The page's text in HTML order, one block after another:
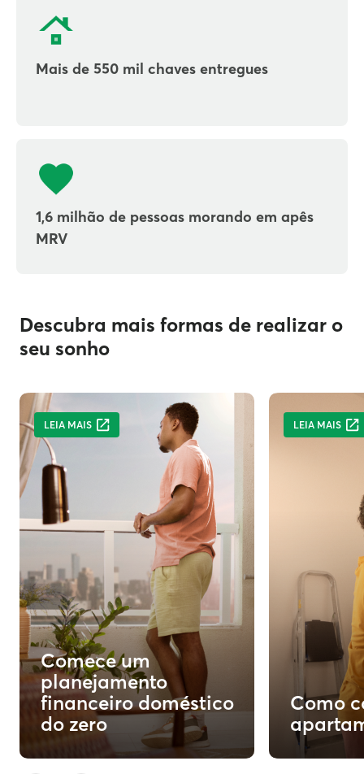
Mais de 550 mil chaves entregues
1,6 milhão de pessoas morando em apês
MRV
Descubra mais formas de realizar o
seu sonho
Comece um
planejamento
financeiro doméstico
do zero
LEIA MAIS
Como
LEIA MAIS